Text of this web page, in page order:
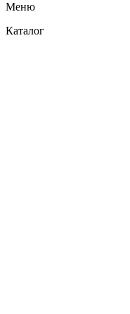
Меню
Каталог